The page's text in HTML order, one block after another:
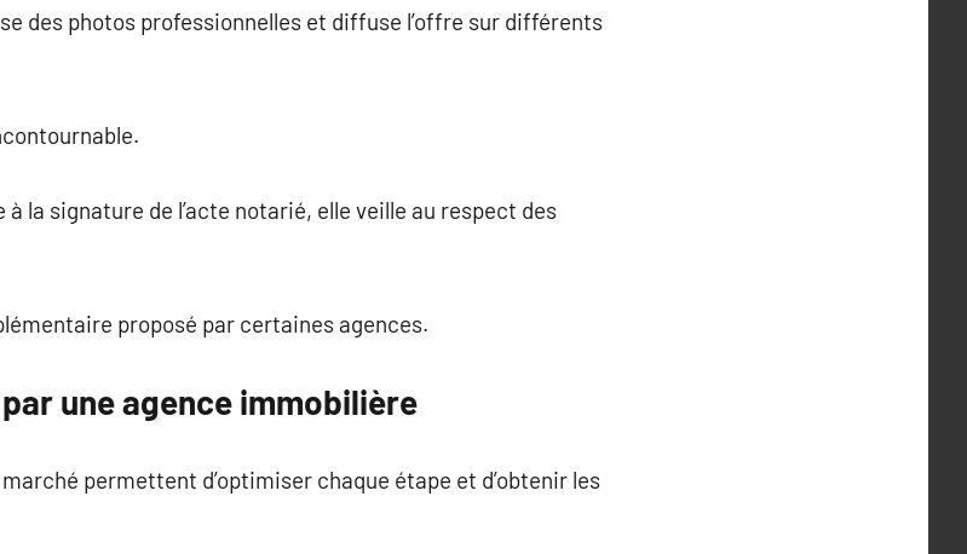
des photos professionnelles et diffuse l’offre sur différents
la signature de l’acte notarié, elle veille au respect des
proposé par certaines agences.
une agence immobilière
permettent d’optimiser chaque étape et d’obtenir les